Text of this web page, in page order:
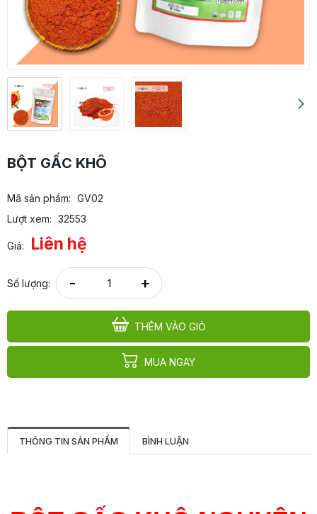
BỘT GẤC KHÔ
Mã sản phẩm: GV02
Lượt xem: 32553
Giá: Liên hệ
Số lượng: - +
THÊM VÀO GIỎ
MUA NGAY
THÔNG TIN SẢN PHẨM BÌNH LUẬN